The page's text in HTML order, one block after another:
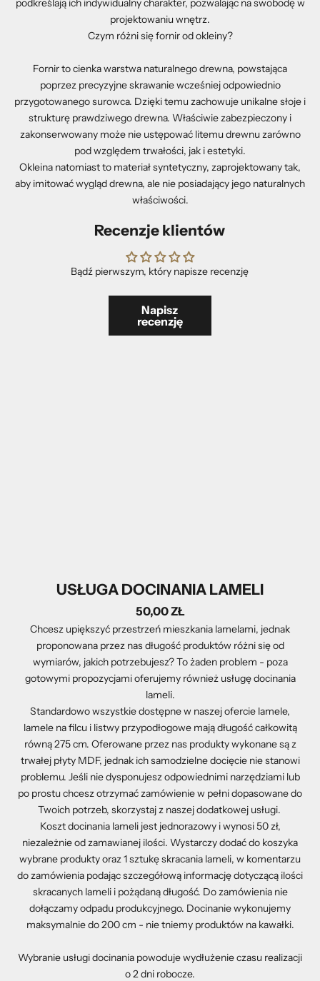
podkreślają ich indywidualny charakter, pozwalając na swobodę w
projektowaniu wnętrz.
Czym różni się fornir od okleiny?
Fornir to cienka warstwa naturalnego drewna, powstająca
poprzez precyzyjne skrawanie wcześniej odpowiednio
przygotowanego surowca. Dzięki temu zachowuje unikalne słoje i
strukturę prawdziwego drewna. Właściwie zabezpieczony i
zakonserwowany może nie ustępować litemu drewnu zarówno
pod względem trwałości, jak i estetyki.
Okleina natomiast to materiał syntetyczny, zaprojektowany tak,
aby imitować wygląd drewna, ale nie posiadający jego naturalnych
właściwości.
Recenzje klientów
Bądź pierwszym, który napisze recenzję
Napisz
recenzję
USŁUGA DOCINANIA LAMELI
50,00 ZŁ
Chcesz upiększyć przestrzeń mieszkania lamelami, jednak
proponowana przez nas długość produktów różni się od
wymiarów, jakich potrzebujesz? To żaden problem - poza
gotowymi propozycjami oferujemy również usługę docinania
lameli.
Standardowo wszystkie dostępne w naszej ofercie lamele,
lamele na filcu i listwy przypodłogowe mają długość całkowitą
równą 275 cm. Oferowane przez nas produkty wykonane są z
trwałej płyty MDF, jednak ich samodzielne docięcie nie stanowi
problemu. Jeśli nie dysponujesz odpowiednimi narzędziami lub
po prostu chcesz otrzymać zamówienie w pełni dopasowane do
Twoich potrzeb, skorzystaj z naszej dodatkowej usługi.
Koszt docinania lameli jest jednorazowy i wynosi 50 zł,
niezależnie od zamawianej ilości. Wystarczy dodać do koszyka
wybrane produkty oraz 1 sztukę skracania lameli, w komentarzu
do zamówienia podając szczegółową informację dotyczącą ilości
skracanych lameli i pożądaną długość. Do zamówienia nie
dołączamy odpadu produkcyjnego. Docinanie wykonujemy
maksymalnie do 200 cm - nie tniemy produktów na kawałki.
Wybranie usługi docinania powoduje wydłużenie czasu realizacji
o 2 dni robocze.